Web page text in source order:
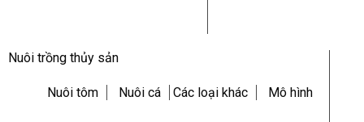
Nuôi trồng thủy sản
Nuôi tôm Nuôi cá Các loại khác Mô hình